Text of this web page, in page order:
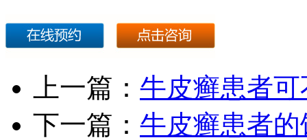
上一篇： 牛皮癣患者
下一篇： 牛皮癣患者